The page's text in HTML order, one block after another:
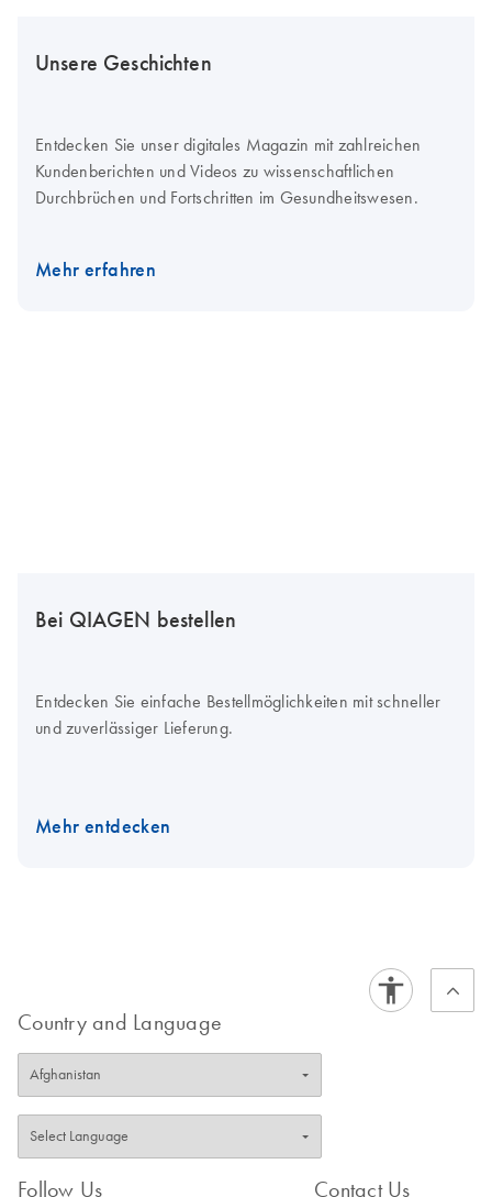
Unsere Geschichten
Entdecken Sie unser digitales Magazin mit zahlreichen
Kundenberichten und Videos zu wissenschaftlichen
Durchbrüchen und Fortschritten im Gesundheitswesen.
Mehr erfahren
Bei QIAGEN bestellen
Entdecken Sie einfache Bestellmöglichkeiten mit schneller
und zuverlässiger Lieferung.
Mehr entdecken
Country and Language
Follow Us Contact Us